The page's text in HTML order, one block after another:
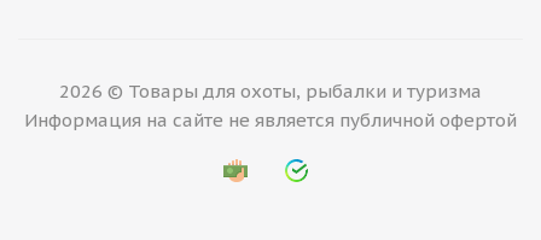
2026 © Товары для охоты, рыбалки и туризма
Информация на сайте не является публичной офертой